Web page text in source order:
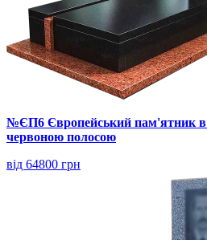
№ЄП6 Європейський пам'ятник в
червоною полосою
від 64800 грн